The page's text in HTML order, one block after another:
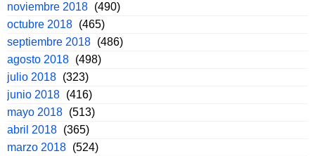
noviembre 2018 (490)
octubre 2018 (465)
septiembre 2018 (486)
agosto 2018 (498)
julio 2018 (323)
junio 2018 (416)
mayo 2018 (513)
abril 2018 (365)
marzo 2018 (524)